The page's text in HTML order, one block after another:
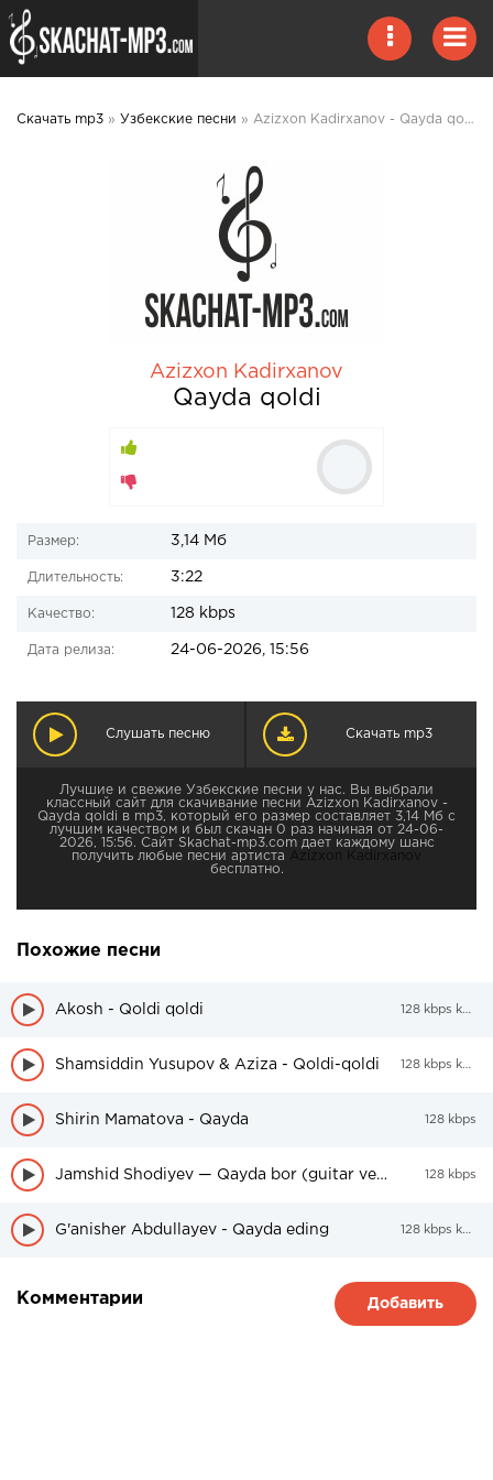
Скачать mp3 » Узбекские песни » Azizxon Kadirxanov - Qayda qoldi mp3 скачать
Azizxon Kadirxanov
Qayda qoldi
Размер: 3,14 Мб
Длительность: 3:22
Качество: 128 kbps
Дата релиза: 24-06-2026, 15:56
Слушать песню Скачать mp3
Лучшие и свежие Узбекские песни у нас. Вы выбрали
классный сайт для скачивание песни Azizxon Kadirxanov -
Qayda qoldi в mp3, который его размер составляет 3,14 Мб с
лучшим качеством и был скачан 0 раз начиная от 24-06-
2026, 15:56. Сайт Skachat-mp3.com дает каждому шанс
получить любые песни артиста
Azizxon Kadirxanov
бесплатно.
Похожие песни
Akosh - Qoldi qoldi 128 kbps kbps
Shamsiddin Yusupov & Aziza - Qoldi-qoldi 128 kbps kbps
Shirin Mamatova - Qayda 128 kbps
Jamshid Shodiyev — Qayda bor (guitar version) 128 kbps
G'anisher Abdullayev - Qayda eding 128 kbps kbps
Комментарии Добавить